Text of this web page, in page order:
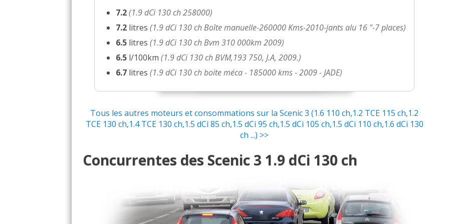
18/20 1.9 dCi 130 ch(0 )
17/20 1.9 dCi 130 ch Manuel Boite 6, 202000km, 2009
-- /20 1.9 dCi 130 ch 40000kms, 03-2010(0 )
12/20 1.9 dCi 130 ch 5000Km avril 2014 version Xmo( 0 )
15/20 1.9 dCi 130 ch 54000 juin 2010(0 )
0
1.9 dCi 130 ch(0 )
7.2(1.9 dCi 130 ch 258000)
7.2 litres(1.9 dCi 130 ch Boîte manuelle-260000 Kms-2010-jants alu 16 "-7 places)
6.5 litres(1.9 dCi 130 ch Bvm 310 000km 2009)
6.5 l/100km(1.9 dCi 130 ch BVM,193 750, J.A, 2009.)
6.7 litres(1.9 dCi 130 ch boite méca - 185000 kms - 2009 - JADE)
Tous les autres moteurs et consommations sur la Scenic 3 (1.6 110 ch,1.2 TCE 115 ch,1.2
TCE 130 ch,1.4 TCE 130 ch,1.5 dCi 85 ch,1.5 dCi 95 ch,1.5 dCi 105 ch,1.5 dCi 110 ch,1.6 dCi 130
ch ...) >>
Concurrentes des Scenic 3 1.9 dCi 130 ch